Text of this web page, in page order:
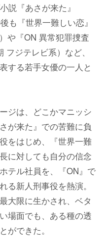
説『あさが来た』
も『世界一難しい恋』
や『ON 異常犯罪捜査
ジテレビ系）など、
する若手女優の一人と
ジは、どこかマニッシ
が来た』での苦難に負
をはじめ、『世界一難
に対しても自分の信念
テル社員を、『ON』で
る新人刑事役を熱演。
大限に生かされ、ベタ
場面でも、ある種の透
ができた。